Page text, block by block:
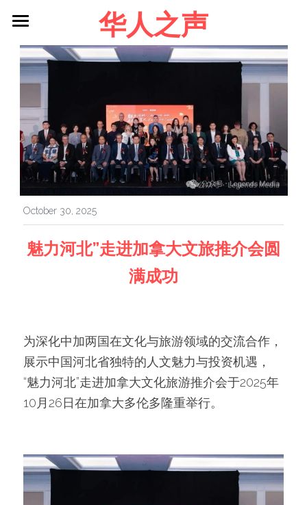
华人之声
About me
Blog
Contact
Facebook
Login / Register
October 30, 2025
魅力河北”走进加拿大文旅推介会圆
满成功
为深化中加两国在文化与旅游领域的交流合作，
展示中国河北省独特的人文魅力与投资机遇，
“魅力河北”走进加拿大文化旅游推介会于2025年
10月26日在加拿大多伦多隆重举行。